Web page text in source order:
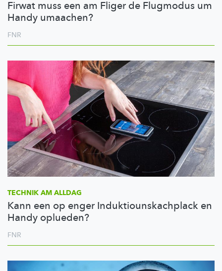
Firwat muss een am Fliger de Flugmodus um
Handy umaachen?
FNR
TECHNIK AM ALLDAG
Kann een op enger Induktiounskachplack en
Handy oplueden?
FNR